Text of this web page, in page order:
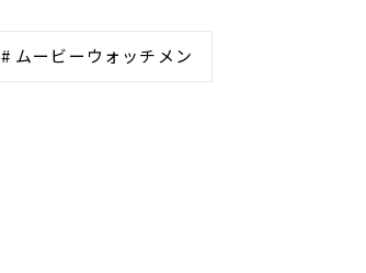
# ムービーウォッチメン